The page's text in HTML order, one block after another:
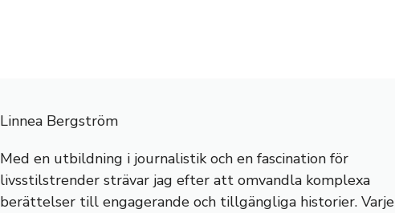
Linnea Bergström
Med en utbildning i journalistik och en fascination för
livsstilstrender strävar jag efter att omvandla komplexa
berättelser till engagerande och tillgängliga historier. Varje